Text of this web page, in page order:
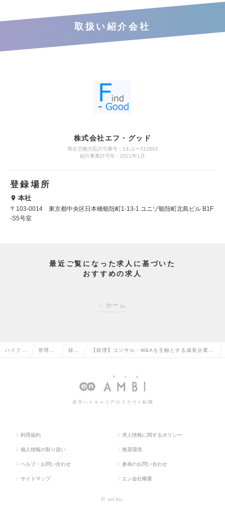
取扱い紹介会社
株式会社エフ・グッド
厚生労働大臣許可番号：13-ユー312803
紹介事業許可年：2021年1月
登録場所
本社
〒103-0014 東京都中央区日本橋蛎殻町1-13-1 ユニゾ蛎殻町北島ビル B1F
-S5号室
最近ご覧になった求人に基づいた
おすすめの求人
ホーム
ハイクラ 管理部 経理 【経理】コンサル・M&Aを主軸とする成長企業/
ますの求人情報
若手ハイキャリアのスカウト転職
利用規約 求人情報に関するポリシー
個人情報の取り扱い 推奨環境
ヘルプ・お問い合わせ 参画のお問い合わせ
サイトマップ エン会社概要
© en Inc.